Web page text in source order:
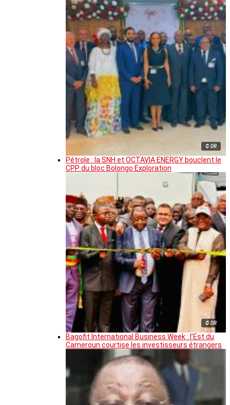
© DR
Pétrole : la SNH et OCTAVIA ENERGY bouclent le
CPP du bloc Bolongo Exploration
© DR
Bagofit International Business Week : l’Est du
Cameroun courtise les investisseurs étrangers